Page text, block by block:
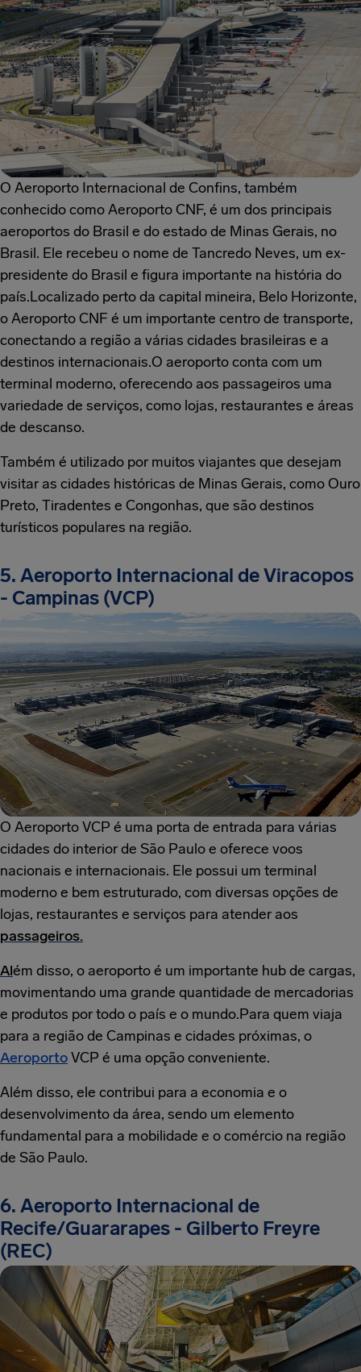
O Aeroporto Internacional de Confins, também
conhecido como Aeroporto CNF, é um dos principais
aeroportos do Brasil e do estado de Minas Gerais, no
Brasil. Ele recebeu o nome de Tancredo Neves, um ex-
presidente do Brasil e figura importante na história do
país.Localizado perto da capital mineira, Belo Horizonte,
o Aeroporto CNF é um importante centro de transporte,
conectando a região a várias cidades brasileiras e a
destinos internacionais.O aeroporto conta com um
terminal moderno, oferecendo aos passageiros uma
variedade de serviços, como lojas, restaurantes e áreas
de descanso.
Também é utilizado por muitos viajantes que desejam
visitar as cidades históricas de Minas Gerais, como Ouro
Preto, Tiradentes e Congonhas, que são destinos
turísticos populares na região.
5. Aeroporto Internacional de Viracopos
- Campinas (VCP)
O Aeroporto VCP é uma porta de entrada para várias
cidades do interior de São Paulo e oferece voos
nacionais e internacionais. Ele possui um terminal
moderno e bem estruturado, com diversas opções de
lojas, restaurantes e serviços para atender aos
passageiros.
Além disso, o aeroporto é um importante hub de cargas,
movimentando uma grande quantidade de mercadorias
e produtos por todo o país e o mundo.Para quem viaja
para a região de Campinas e cidades próximas, o
AeroportoVCP é uma opção conveniente.
Além disso, ele contribui para a economia e o
desenvolvimento da área, sendo um elemento
fundamental para a mobilidade e o comércio na região
de São Paulo.
6. Aeroporto Internacional de
Recife/Guararapes - Gilberto Freyre
(REC)